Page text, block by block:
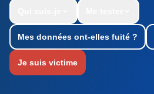
Mes données ont-elles fuité ?
Je suis victime